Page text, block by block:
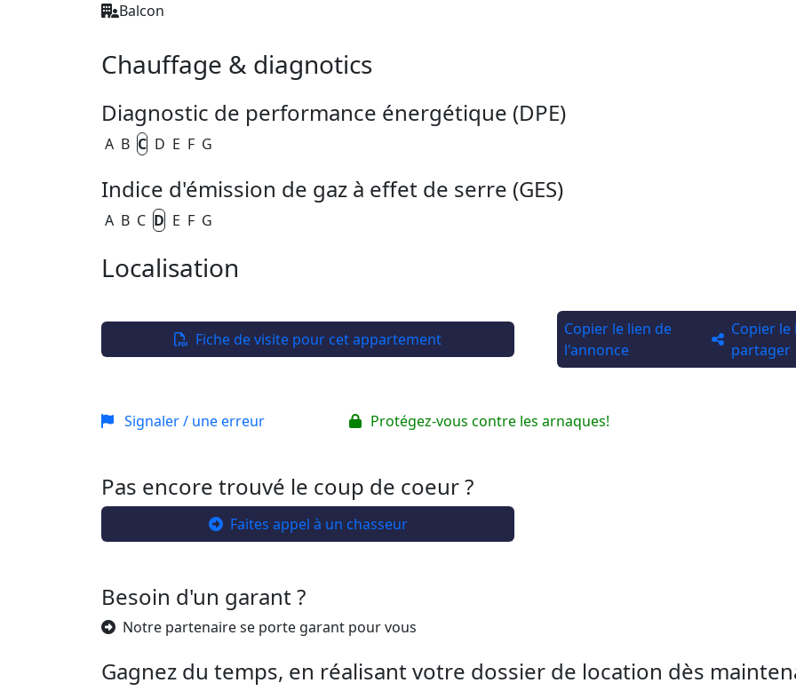
Balcon
Chauffage & diagnotics
Diagnostic de performance énergétique (DPE)
A B C D E F G
Indice d'émission de gaz à effet de serre (GES)
A B C D E F G
Localisation
Fiche de visite pour cet appartement
Copier le lien de
l'annonce
Copier
partager
Signaler / une erreur Protégez-vous contre les arnaques!
Pas encore trouvé le coup de coeur ?
Faites appel à un chasseur
Besoin d'un garant ?
Notre partenaire se porte garant pour vous
Gagnez du temps, en réalisant votre dossier de location dès